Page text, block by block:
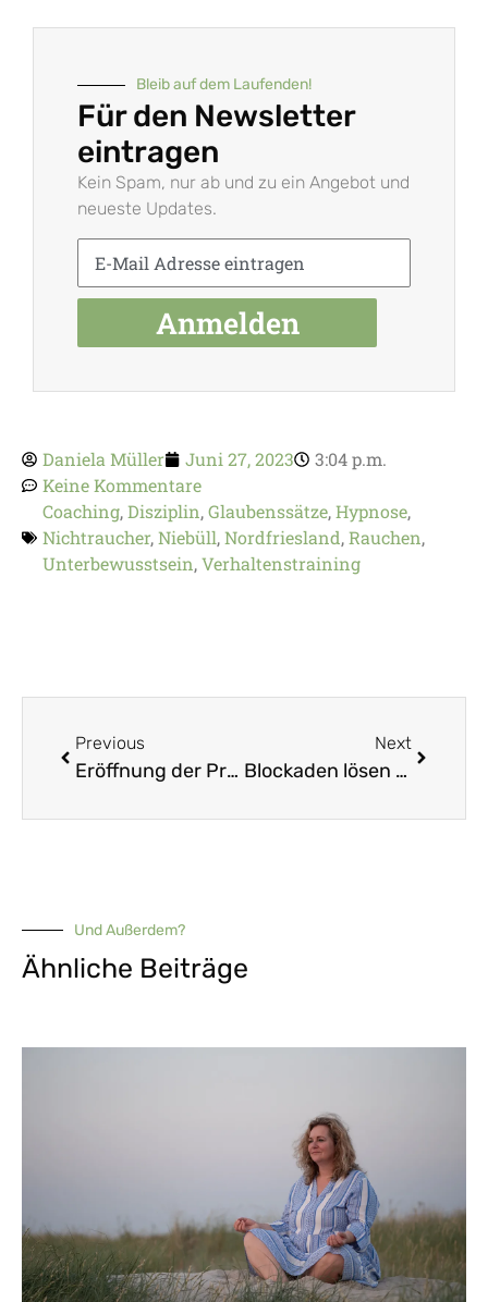
Bleib auf dem Laufenden!
Für den Newsletter
eintragen
Kein Spam, nur ab und zu ein Angebot und
neueste Updates.
Anmelden
Daniela Müller Juni 27, 2023
3:04 p.m.
Keine Kommentare
Coaching,Disziplin,Glaubenssätze,Hypnose,
Nichtraucher,Niebüll,Nordfriesland,Rauchen,
Unterbewusstsein,Verhaltenstraining
Previous
Eröffnung der Praxis in Husum am 27.8. 2022
Next
Blockaden lösen und persönliches Wachstum erreichen
Und Außerdem?
Ähnliche Beiträge